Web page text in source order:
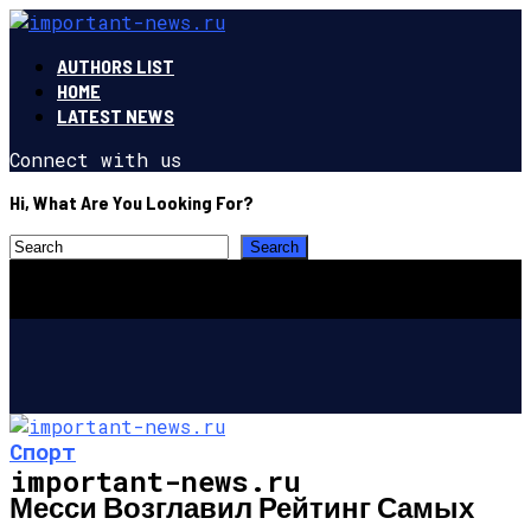
AUTHORS LIST
HOME
LATEST NEWS
Connect with us
Hi, What Are You Looking For?
important-news.ru
Спорт
Месси Возглавил Рейтинг Самых